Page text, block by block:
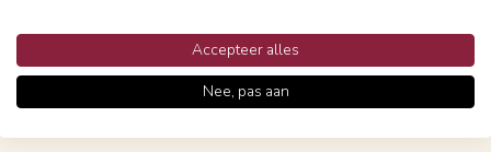
€ 25.95Incl. btw - +
Accepteer alles
Nee, pas aan